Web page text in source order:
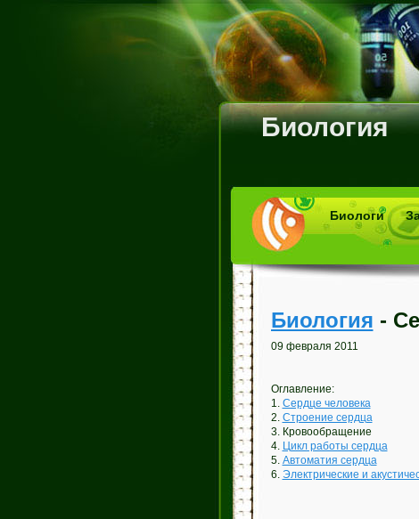
Биология
Биологи
Биология -
09 февраля 2011
Оглавление:
1. Сердце человека
2. Строение сердца
3. Кровообращение
4. Цикл работы сердца
5. Автоматия сердца
6. Электрические и